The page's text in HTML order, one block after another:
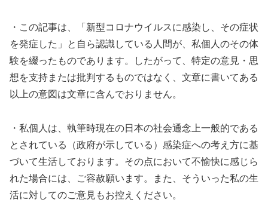
・この記事は、「新型コロナウイルスに感染し、その症状
を発症した」と自ら認識している人間が、私個人のその体
験を綴ったものであります。したがって、特定の意見・思
想を支持または批判するものではなく、文章に書いてある
以上の意図は文章に含んでおりません。
・私個人は、執筆時現在の日本の社会通念上一般的である
とされている（政府が示している）感染症への考え方に基
づいて生活しております。その点において不愉快に感じら
れた場合には、ご容赦願います。また、そういった私の生
活に対してのご意見もお控えください。